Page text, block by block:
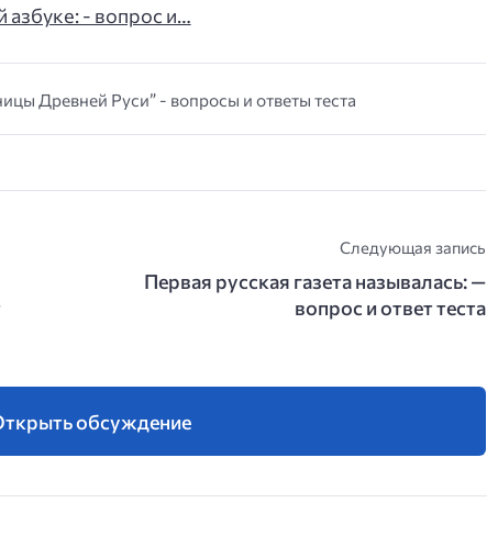
азбуке: - вопрос и…
Древней Руси” - вопросы и ответы теста
Следующая запись
Первая русская газета называлась: —
вопрос и ответ теста
обсуждение